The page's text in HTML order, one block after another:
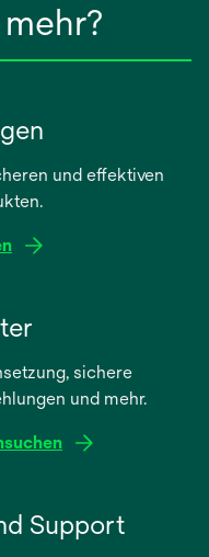
und effektiven
sichere
und mehr.
Support